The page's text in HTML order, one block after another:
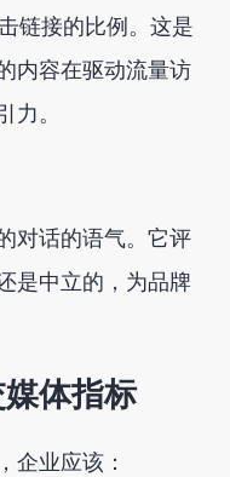
链接的比例。这是
内容在驱动流量访
。
对话的语气。它评
是中立的，为品牌
体指标
企业应该：